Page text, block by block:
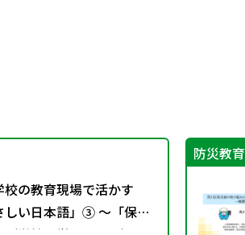
校の教育現場で活かす
しい日本語」③ ～「保護
防災教育